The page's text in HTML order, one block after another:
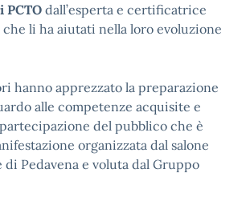
PCTOdall’esperta e certificatrice
li ha aiutati nella loro evoluzione
hanno apprezzato la preparazione
alle competenze acquisite e
partecipazione del pubblico che è
organizzata dal salone
di Pedavena e voluta dal Gruppo